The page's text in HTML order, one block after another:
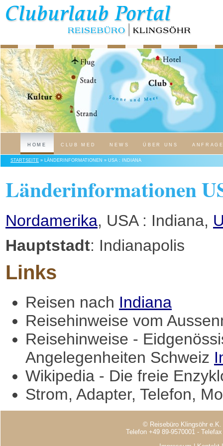
HOME CLUB MED NEWS ÜBER UNS
STARTSEITE » LÄNDERINFORMATIONEN » USA : INDIANA
Länderinformationen
Nordamerika, USA : Indiana,
Hauptstadt: Indianapolis
Links
Reisen nach Indiana
Reisehinweise vom
Reisehinweise -
Angelegenheiten Schweiz
Wikipedia - Die freie
Strom, Adapter, Telefon,
© Reisebüro Klingsöhr
Telefon +49 89-9570001 -